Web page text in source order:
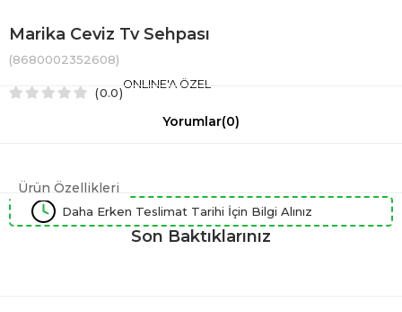
Marika Ceviz Tv Sehpası
(8680002352608)
0.0
ONLINE'A ÖZEL
Yorumlar(0)
Ürün Özellikleri
Daha Erken Teslimat Tarihi İçin Bilgi Alınız
Son Baktıklarınız